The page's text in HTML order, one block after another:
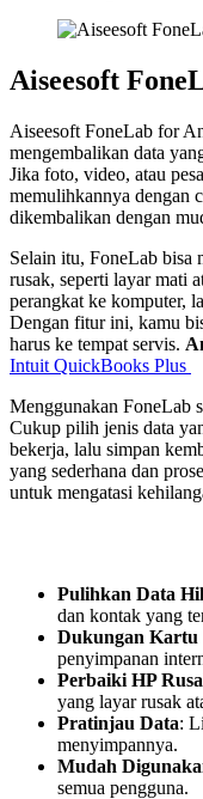
Aiseesoft
Aiseesoft FoneLab for
mengembalikan data
Jika foto, video, atau
memulihkannya dengan
dikembalikan dengan
Selain itu, FoneLab bisa
rusak, seperti layar mati
perangkat ke komputer,
Dengan fitur ini, kamu
harus ke tempat servis.
Intuit QuickBooks Plus
Menggunakan FoneLab
Cukup pilih jenis data
bekerja, lalu simpan
yang sederhana dan
untuk mengatasi
Pulihkan Data
dan kontak yang
Dukungan Kartu
penyimpanan
Perbaiki HP
yang layar rusak
Pratinjau Data:
menyimpannya.
Mudah
semua pengguna.